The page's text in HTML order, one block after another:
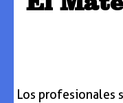
Los profesionales